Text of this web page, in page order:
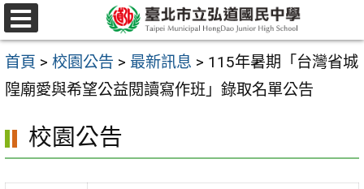
跳
至
主
要
容
區
選
單
首頁 > 校園公告 > 最新訊息 > 115年暑期「台灣省城
隍廟愛與希望公益閱讀寫作班」錄取名單公告
校園公告